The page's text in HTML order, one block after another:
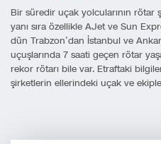
Bir süredir uçak yolcularının rötar
yanı sıra özellikle AJet ve Sun
dün Trabzon’dan İstanbul ve
uçuşlarında 7 saati geçen rötar
rekor rötarı bile var. Etraftaki
şirketlerin ellerindeki uçak ve